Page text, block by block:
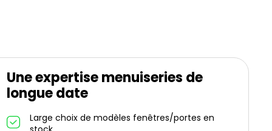
Une expertise menuiseries de
longue date
Large choix de modèles fenêtres/portes en